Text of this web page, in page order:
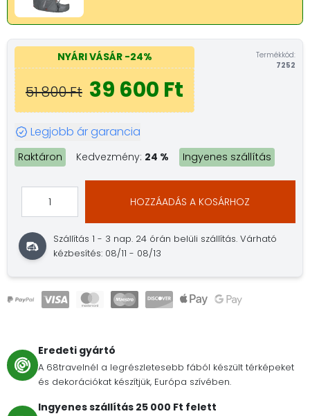
NYÁRI VÁSÁR -24%
51 800 Ft 39 600 Ft
Termékkód:
7252
Legjobb ár garancia
Raktáron Kedvezmény: 24 % Ingyenes szállítás
HOZZÁADÁS A KOSÁRHOZ
Szállítás 1 - 3 nap. 24 órán belüli szállítás.Várható
kézbesítés: 08/11 - 08/13
Eredeti gyártó
A 68travelnél a legrészletesebb fából készült térképeket
és dekorációkat készítjük, Európa szívében.
Ingyenes szállítás 25 000 Ft felett